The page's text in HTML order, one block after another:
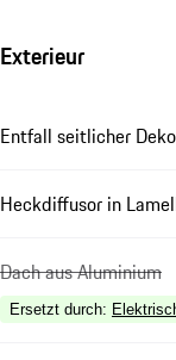
Exterieur
Entfall seitlicher
Heckdiffusor in
Dach aus Aluminium
Ersetzt durch: